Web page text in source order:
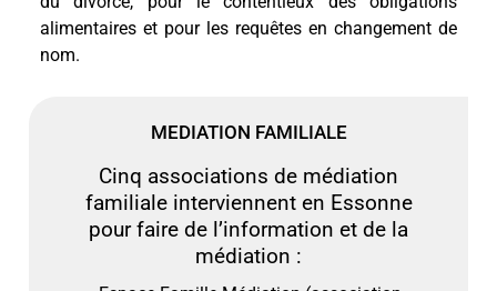
alimentaires et pour les requêtes en changement de
nom.
MEDIATION FAMILIALE
Cinq associations de médiation
familiale interviennent en Essonne
pour faire de l’information et de la
médiation :